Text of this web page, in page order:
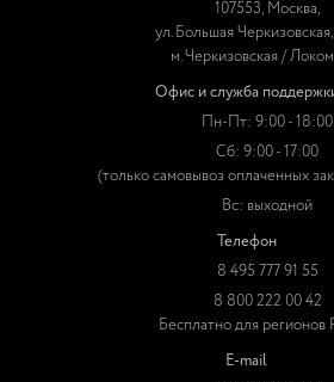
107553, Москва,
ул. Большая
м. Черкизовская /
Офис и служба
Пн-Пт: 9:00 - 18:00
Сб: 9:00 - 17:00
(только самовывоз оплаченных
Вс: выходной
Телефон
8 495 777 91 55
8 800 222 00 42
Бесплатно для регионов
E-mail